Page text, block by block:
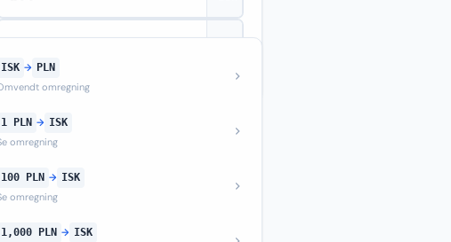
ISK → PLN
omregning
1 PLN → ISK
omregning
100 PLN → ISK
omregning
1,000 PLN → ISK